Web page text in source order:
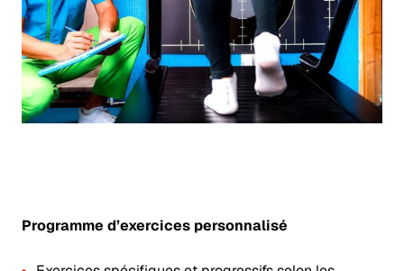
Programme d’exercices personnalisé